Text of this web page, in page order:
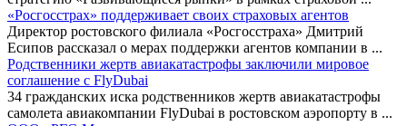
«Росгосстрах» поддерживает своих страховых агентов
Директор ростовского филиала «Росгосстраха» Дмитрий
Есипов рассказал о мерах поддержки агентов компании в ...
Родственники жертв авиакатастрофы заключили мировое
соглашение с FlyDubai
34 гражданских иска родственников жертв авиакатастрофы
самолета авиакомпании FlyDubai в ростовском аэропорту в ...